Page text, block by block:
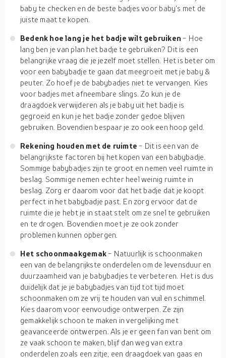
baby te checken en de beste badjes voor baby's met de
juiste maat te kopen.
Bedenk hoe lang je het badje wilt gebruiken- Hoe
lang ben je van plan het badje te gebruiken? Dit is een
belangrijke vraag die je jezelf moet stellen. Het is beter om
voor een babybadje te gaan dat meegroeit met je baby &
peuter. Zo hoef je de babybadjes niet te vervangen. Kies
voor badjes met afneembare slings. Zo kun je de
draagdoek verwijderen als je baby uit het badje is
gegroeid en kun je het badje zonder gedoe blijven
gebruiken. Bovendien bespaar je zo ook een hoop geld.
Rekening houden met de ruimte- Dit is een van de
belangrijkste factoren bij het kopen van een babybadje.
Sommige babybadjes zijn te groot en nemen veel ruimte in
beslag. Sommige nemen echter heel weinig ruimte in
beslag. Zorg er daarom voor dat het badje dat je koopt
perfect in het babybadje past. En zorg ervoor dat de
ruimte die je hebt je in staat stelt om ze snel te gebruiken
en te drogen. Bovendien moet je ze ook zonder
problemen kunnen opbergen.
Het schoonmaakgemak- Natuurlijk is schoonmaken
een van de belangrijkste onderdelen om de levensduur en
duurzaamheid van je babybadjes te verbeteren. Het is dus
duidelijk dat je je babybadjes van tijd tot tijd moet
schoonmaken om ze vrij te houden van vuil en schimmel.
Kies daarom voor eenvoudige ontwerpen. Ze zijn
gemakkelijk schoon te maken in vergelijking met
geavanceerde ontwerpen. Als je er geen fan van bent om
ze vaak schoon te maken, blijf dan weg van extra
onderdelen zoals een zitje, een draagdoek van gaas en